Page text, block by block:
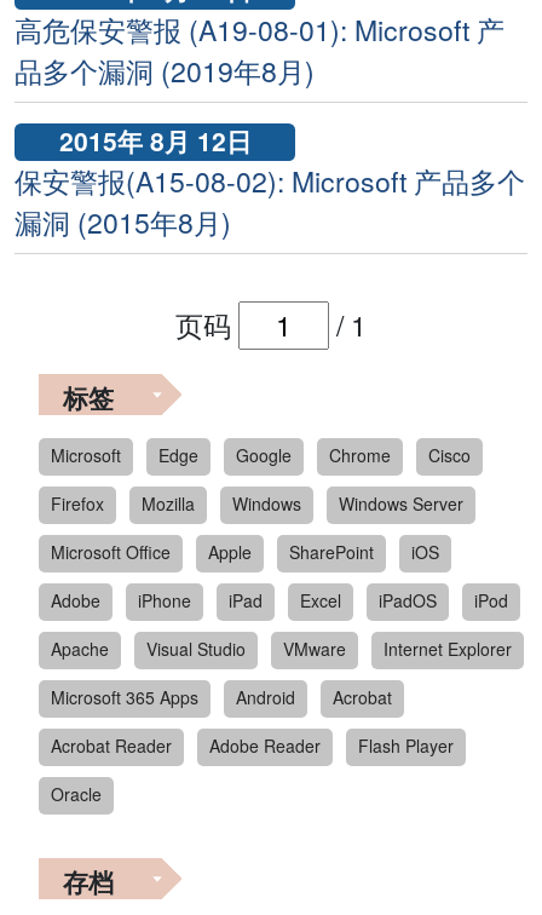
高危保安警报 (A19-08-01): Microsoft 产
品多个漏洞 (2019年8月)
2015年 8月 12日
保安警报(A15-08-02): Microsoft 产品多个
漏洞 (2015年8月)
页码 / 1
标签
Microsoft Edge Google Chrome
Cisco
Firefox
Mozilla Windows
Windows Server
Microsoft Office
Apple SharePoint
iOS
Adobe
iPhone iPad Excel iPadOS
iPod
Apache
Visual Studio VMware
Internet Explorer
Microsoft 365 Apps
Android
Acrobat
Acrobat Reader
Adobe Reader
Flash Player
Oracle
存档